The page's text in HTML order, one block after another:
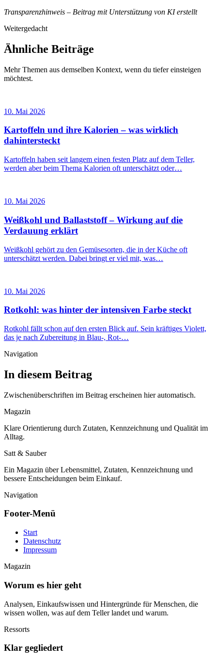
Transparenzhinweis – Beitrag mit Unterstützung von KI erstellt
Weitergedacht
Ähnliche Beiträge
Mehr Themen aus demselben Kontext, wenn du tiefer einsteigen
möchtest.
10. Mai 2026
Kartoffeln und ihre Kalorien – was wirklich
dahintersteckt
Kartoffeln haben seit langem einen festen Platz auf dem Teller,
werden aber beim Thema Kalorien oft unterschätzt oder…
10. Mai 2026
Weißkohl und Ballaststoff – Wirkung auf die
Verdauung erklärt
Weißkohl gehört zu den Gemüsesorten, die in der Küche oft
unterschätzt werden. Dabei bringt er viel mit, was…
10. Mai 2026
Rotkohl: was hinter der intensiven Farbe steckt
Rotkohl fällt schon auf den ersten Blick auf. Sein kräftiges Violett,
das je nach Zubereitung in Blau-, Rot-…
Navigation
In diesem Beitrag
Zwischenüberschriften im Beitrag erscheinen hier automatisch.
Magazin
Klare Orientierung durch Zutaten, Kennzeichnung und Qualität im
Alltag.
Satt & Sauber
Ein Magazin über Lebensmittel, Zutaten, Kennzeichnung und
bessere Entscheidungen beim Einkauf.
Navigation
Footer-Menü
Start
Datenschutz
Impressum
Magazin
Worum es hier geht
Analysen, Einkaufswissen und Hintergründe für Menschen, die
wissen wollen, was auf dem Teller landet und warum.
Ressorts
Klar gegliedert